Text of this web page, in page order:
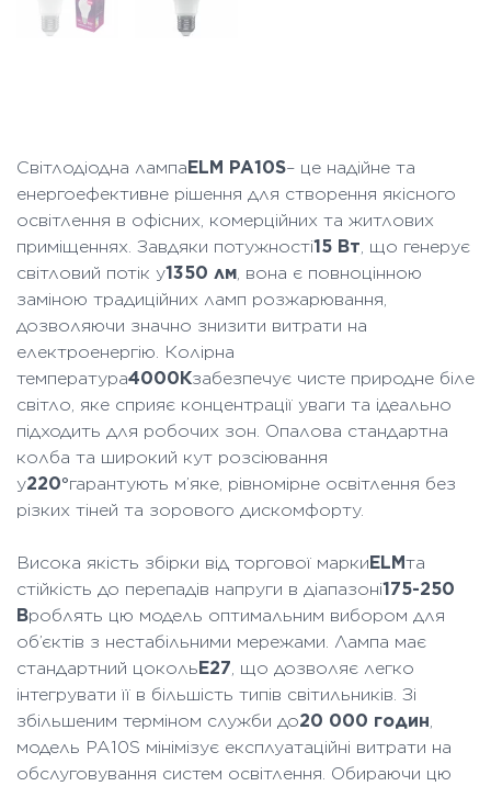
Світлодіодна лампа ELM PA10S– це надійне та
енергоефективне рішення для створення якісного
освітлення в офісних, комерційних та житлових
приміщеннях. Завдяки потужності15 Вт, що генерує
світловий потік у1350 лм, вона є повноцінною
заміною традиційних ламп розжарювання,
дозволяючи значно знизити витрати на
електроенергію. Колірна
температура4000Кзабезпечує чисте природне біле
світло, яке сприяє концентрації уваги та ідеально
підходить для робочих зон. Опалова стандартна
колба та широкий кут розсіювання
у220°гарантують м’яке, рівномірне освітлення без
різких тіней та зорового дискомфорту.
Висока якість збірки від торгової марки ELMта
стійкість до перепадів напруги в діапазоні175-250
Вроблять цю модель оптимальним вибором для
об’єктів з нестабільними мережами. Лампа має
стандартний цоколь E27, що дозволяє легко
інтегрувати її в більшість типів світильників. Зі
збільшеним терміном служби до20 000 годин,
модель PA10S мінімізує експлуатаційні витрати на
обслуговування систем освітлення. Обираючи цю